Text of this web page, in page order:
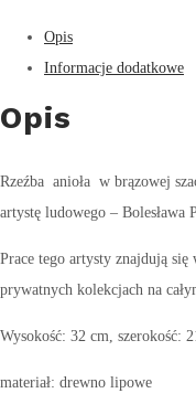
Opis
Informacje dodatkowe
Opis
Rzeźba anioła w brązowej
artystę ludowego – Bolesława
Prace tego artysty znajdują
prywatnych kolekcjach na
Wysokość: 32 cm, szerokość:
materiał: drewno lipowe